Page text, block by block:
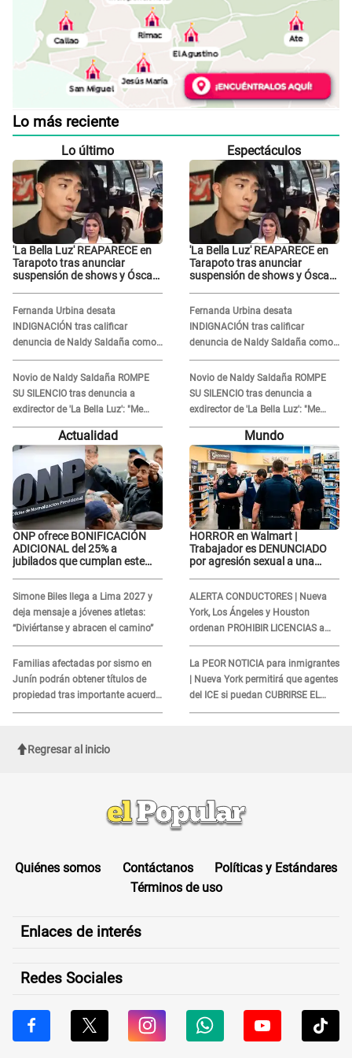
Lo más reciente
Lo último
'La Bella Luz' REAPARECE en
Tarapoto tras anunciar
suspensión de shows y Óscar
Fernanda Urbina desata
INDIGNACIÓN tras calificar
denuncia de Naldy Saldaña como
'acto bochornoso': "No es justo
atacar a otra mujer"
Novio de Naldy Saldaña ROMPE
SU SILENCIO tras denuncia a
exdirector de 'La Bella Luz': "Me
basta con que ella esté bien"
Espectáculos
'La Bella Luz' REAPARECE en
Tarapoto tras anunciar
suspensión de shows y Óscar
Fernanda Urbina desata
INDIGNACIÓN tras calificar
denuncia de Naldy Saldaña como
'acto bochornoso': "No es justo
atacar a otra mujer"
Novio de Naldy Saldaña ROMPE
SU SILENCIO tras denuncia a
exdirector de 'La Bella Luz': "Me
basta con que ella esté bien"
Actualidad
ONP ofrece BONIFICACIÓN
ADICIONAL del 25% a
jubilados que cumplan este
Simone Biles llega a Lima 2027 y
deja mensaje a jóvenes atletas:
“Diviértanse y abracen el camino”
Familias afectadas por sismo en
Junín podrán obtener títulos de
propiedad tras importante acuerdo
de Cofopri
Mundo
HORROR en Walmart |
Trabajador es DENUNCIADO
por agresión sexual a una
ALERTA CONDUCTORES | Nueva
York, Los Ángeles y Houston
ordenan PROHIBIR LICENCIAS a
quienes no presenten ESTE
DOCUMENTO
La PEOR NOTICIA para inmigrantes
| Nueva York permitirá que agentes
del ICE si puedan CUBRIRSE EL
ROSTRO
Regresar al inicio
Quiénes somos Contáctanos
Políticas y Estándares
Términos de uso
Enlaces de interés
Redes Sociales